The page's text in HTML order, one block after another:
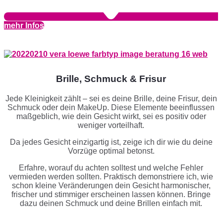
mehr Infos
Brille, Schmuck & Frisur
Jede Kleinigkeit zählt – sei es deine Brille, deine Frisur, dein
Schmuck oder dein MakeUp. Diese Elemente beein­flussen
maßge­blich, wie dein Gesicht wirkt, sei es positiv oder
weniger vorteilhaft.
Da jedes Gesicht einzi­gartig ist, zeige ich dir wie du deine
Vorzüge optimal betonst.
Erfahre, worauf du achten solltest und welche Fehler
vermieden werden sollten. Praktisch demon­striere ich, wie
schon kleine Verän­derungen dein Gesicht harmonischer,
frischer und stimmiger erscheinen lassen können. Bringe
dazu deinen Schmuck und deine Brillen einfach mit.